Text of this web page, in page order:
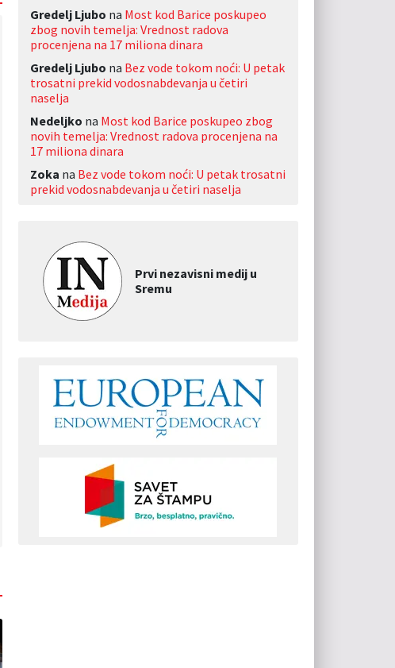
Gredelj Ljubo na Most kod Barice poskupeo
zbog novih temelja: Vrednost radova
procenjena na 17 miliona dinara
Gredelj Ljubo na Bez vode tokom noći: U petak
trosatni prekid vodosnabdevanja u četiri
naselja
Nedeljko na Most kod Barice poskupeo zbog
novih temelja: Vrednost radova procenjena na
17 miliona dinara
Zoka na Bez vode tokom noći: U petak trosatni
prekid vodosnabdevanja u četiri naselja
Prvi nezavisni medij u
Sremu